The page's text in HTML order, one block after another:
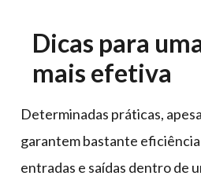
Dicas para
mais efetiva
Determinadas práticas,
garantem bastante
entradas e saídas dentro de